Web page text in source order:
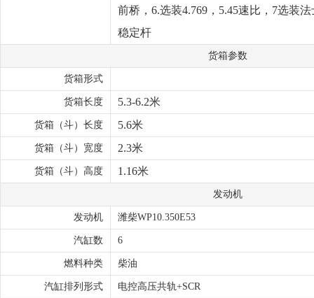
前桥，6.选装4.769，5.45速比，7选装
稳定杆
货箱参数
货箱形式
货箱长度 5.3-6.2米
货箱（斗）长度 5.6米
货箱（斗）宽度 2.3米
货箱（斗）高度 1.16米
发动机
发动机 潍柴WP10.350E53
汽缸数 6
燃料种类 柴油
汽缸排列形式 电控高压共轨+SCR